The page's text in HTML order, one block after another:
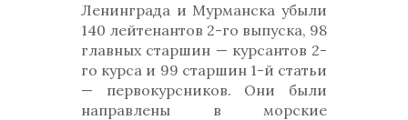
Ленинграда и Мурманска убыли
140 лейтенантов 2-го выпуска, 98
главных старшин — курсантов 2-
го курса и 99 старшин 1-й статьи
— первокурсников. Они были
направлены в морские